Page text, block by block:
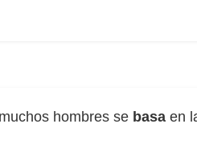
hombres se basa en